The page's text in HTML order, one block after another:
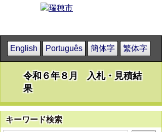
English Português 簡体字 繁体字
令和６年８月 入札・見積結
果
キーワード検索